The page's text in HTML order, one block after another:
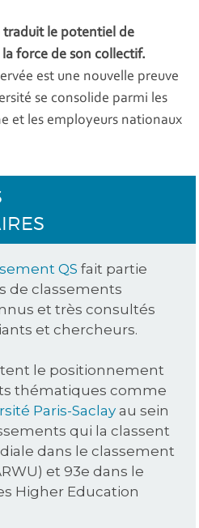
traduit le potentiel de
force de son collectif.
est une nouvelle preuve
se consolide parmi les
et les employeurs nationaux
QS fait partie
de classements
et très consultés
et chercheurs.
le positionnement
thématiques comme
Paris-Saclay au sein
qui la classent
dans le classement
et 93e dans le
Higher Education